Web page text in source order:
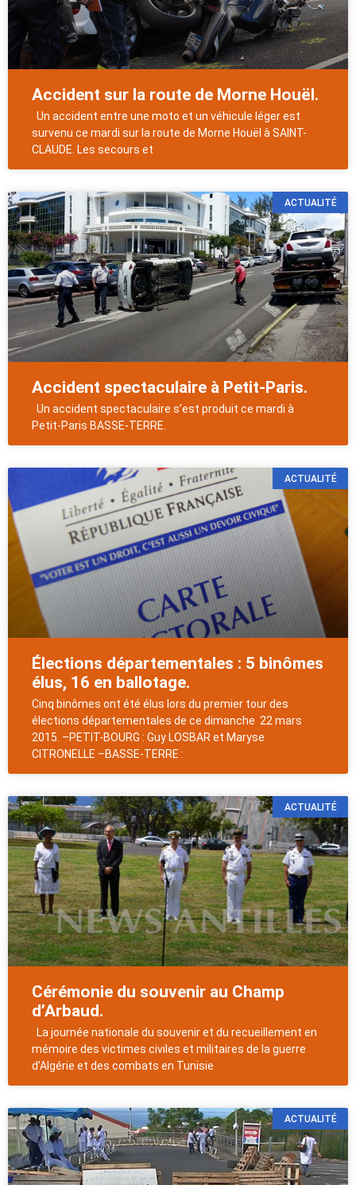
Accident sur la route de Morne Houël.
Un accident entre une moto et un véhicule léger est
survenu ce mardi sur la route de Morne Houël à SAINT-
CLAUDE. Les secours et
ACTUALITÉ
Accident spectaculaire à Petit-Paris.
Un accident spectaculaire s’est produit ce mardi à
Petit-Paris BASSE-TERRE.
ACTUALITÉ
Élections départementales : 5 binômes
élus, 16 en ballotage.
Cinq binômes ont été élus lors du premier tour des
élections départementales de ce dimanche 22 mars
2015. –PETIT-BOURG : Guy LOSBAR et Maryse
CITRONELLE –BASSE-TERRE :
ACTUALITÉ
Cérémonie du souvenir au Champ
d’Arbaud.
La journée nationale du souvenir et du recueillement en
mémoire des victimes civiles et militaires de la guerre
d’Algérie et des combats en Tunisie
ACTUALITÉ